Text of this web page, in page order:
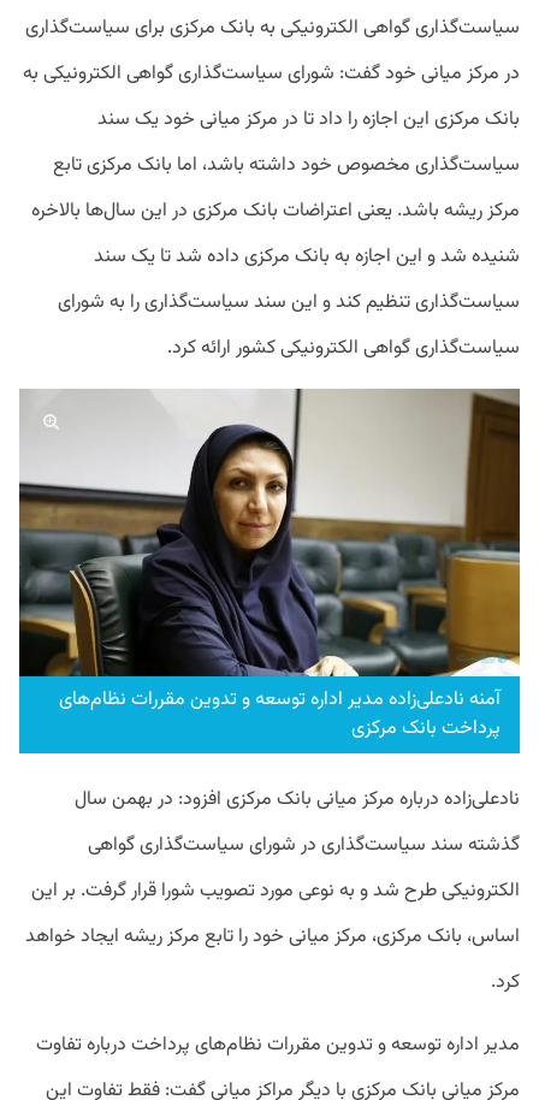
سیاست‌گذاری گواهی الکترونیکی به بانک مرکزی برای سیاست‌گذاری
در مرکز میانی خود گفت: شورای سیاست‌گذاری گواهی الکترونیکی به
بانک مرکزی این اجازه را داد تا در مرکز میانی خود یک سند
سیاست‌گذاری مخصوص خود داشته باشد، اما بانک مرکزی تابع
مرکز ریشه باشد. یعنی اعتراضات بانک مرکزی در این سال‌ها بالاخره
شنیده شد و این اجازه به بانک مرکزی داده شد تا یک سند
سیاست‌گذاری تنظیم کند و این سند سیاست‌گذاری را به شورای
سیاست‌گذاری گواهی الکترونیکی کشور ارائه کرد.
آمنه نادعلی‌زاده مدیر اداره توسعه و تدوین مقررات نظام‌های
پرداخت بانک مرکزی
نادعلی‌زاده درباره مرکز میانی بانک مرکزی افزود: در بهمن سال
گذشته سند سیاست‌گذاری در شورای سیاست‌گذاری گواهی
الکترونیکی طرح شد و به نوعی مورد تصویب شورا قرار گرفت. بر این
اساس، بانک مرکزی، مرکز میانی خود را تابع مرکز ریشه ایجاد خواهد
کرد.
مدیر اداره توسعه و تدوین مقررات نظام‌های پرداخت درباره تفاوت
مرکز میانی بانک مرکزی با دیگر مراکز میانی گفت: فقط تفاوت این